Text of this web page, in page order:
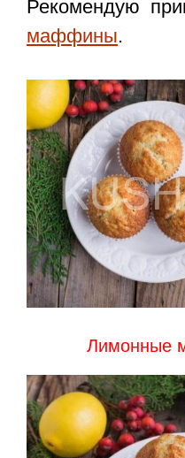
Рекомендую
маффины.
Лимонные